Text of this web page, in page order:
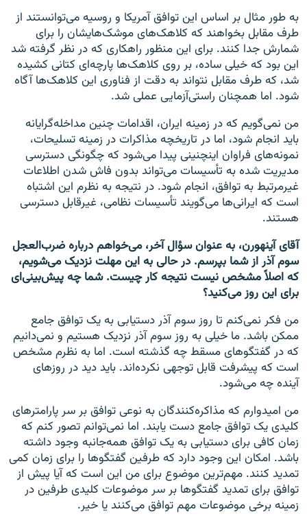
به طور مثال بر اساس این توافق آمریکا و روسیه می‌توانستند از
طرف مقابل بخواهند که کلاهک‌های موشک‌هایشان را برای
شمارش جدا کنند. برای این منظور راهکاری که در نظر گرفته شد
این بود که خیلی ساده، بر روی کلاهک‌ها پارچه‌ای کتانی کشیده
شد، که طرف مقابل نتواند به دقت از فناوری این کلاهک‌ها آگاه
شود. اما همچنان راستی‌آزمایی عملی شد.
من نمی‌گویم که در زمینه ایران، اقدامات چنین مداخله‌گرایانه
باید انجام شود، اما در تاریخچه مذاکرات در زمینه تسلیحات،
نمونه‌های فراوان اینچنینی پیدا می‌شود که چگونگی دسترسی
مدیریت شده به تأسیسات می‌تواند بدون فاش شدن اطلاعات
غیرمرتبط به توافق، انجام شود. در نتیجه به نظرم این اشتباه
است که ایرانی‌ها می‌گویند تأسیسات نظامی، غیرقابل دسترسی
هستند.
آقای آینهورن، به عنوان سؤال آخر، می‌خواهم درباره ضرب‌العجل
سوم آذر از شما بپرسم. در حالی به این مهلت نزدیک می‌شویم،
که اصلاً مشخص نیست نتیجه کار چیست. شما چه پیش‌بینی‌ای
برای این روز می‌کنید؟
من فکر نمی‌کنم تا روز سوم آذر دستیابی به یک توافق جامع
ممکن باشد. ما خیلی به روز سوم آذر نزدیک هستیم و نمی‌دانیم
که در گفتگوهای مسقط چه گذشته است. اما به نظرم مشخص
است که پیشرفت قابل توجهی نکرده‌اند. باید دید در روزهای
آینده چه می‌شود.
من امیدوارم که مذاکره‌کنندگان به نوعی توافق بر سر پارامترهای
کلیدی یک توافق جامع دست یابند. اما نمی‌توانم تصور کنم که
زمان کافی برای دستیابی به یک توافق همه‌جانبه وجود داشته
باشد. امکان این وجود دارد که طرفین گفتگوها را برای زمان کمی
تمدید کنند. مهم‌ترین موضوع برای من این است که آیا پیش از
توافق برای تمدید گفتگوها بر سر موضوعات کلیدی طرفین در
زمینه برخی موضوعات مهم توافق می‌کنند یا خیر.